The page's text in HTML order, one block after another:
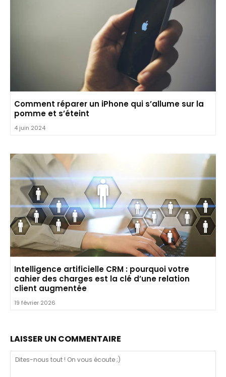
Comment réparer un iPhone qui s’allume sur la
pomme et s’éteint
4 juin 2024
Intelligence artificielle CRM : pourquoi votre
cahier des charges est la clé d’une relation
client augmentée
19 février 2026
LAISSER UN COMMENTAIRE